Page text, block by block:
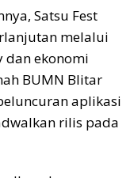
Satsu Fest
melalui
dan ekonomi
BUMN Blitar
aplikasi
rilis pada